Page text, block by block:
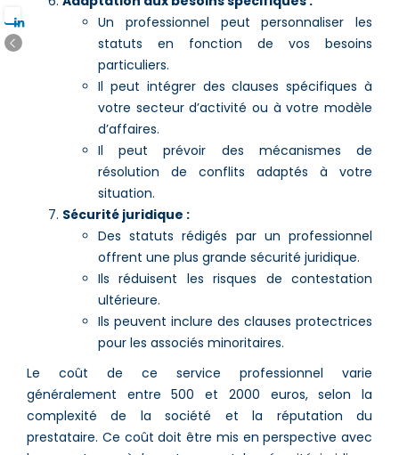
Un professionnel peut personnaliser les
statuts en fonction de vos besoins
particuliers.
Il peut intégrer des clauses spécifiques à
votre secteur d’activité ou à votre modèle
d’affaires.
Il peut prévoir des mécanismes de
résolution de conflits adaptés à votre
situation.
Sécurité juridique :
Des statuts rédigés par un professionnel
offrent une plus grande sécurité juridique.
Ils réduisent les risques de contestation
ultérieure.
Ils peuvent inclure des clauses protectrices
pour les associés minoritaires.
Le coût de ce service professionnel varie
généralement entre 500 et 2000 euros, selon la
complexité de la société et la réputation du
prestataire. Ce coût doit être mis en perspective avec